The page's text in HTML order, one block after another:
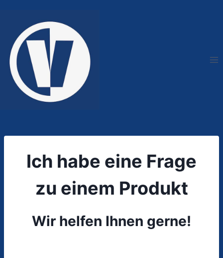
springen
Ich habe eine Frage
zu einem Produkt
Wir helfen Ihnen gerne!